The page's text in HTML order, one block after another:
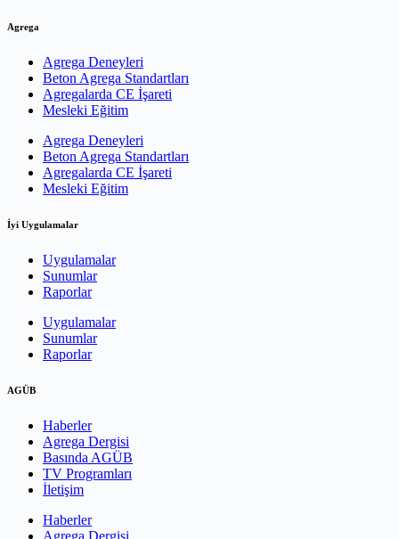
Agrega
Agrega Deneyleri
Beton Agrega Standartları
Agregalarda CE İşareti
Mesleki Eğitim
Agrega Deneyleri
Beton Agrega Standartları
Agregalarda CE İşareti
Mesleki Eğitim
İyi Uygulamalar
Uygulamalar
Sunumlar
Raporlar
Uygulamalar
Sunumlar
Raporlar
AGÜB
Haberler
Agrega Dergisi
Basında AGÜB
TV Programları
İletişim
Haberler